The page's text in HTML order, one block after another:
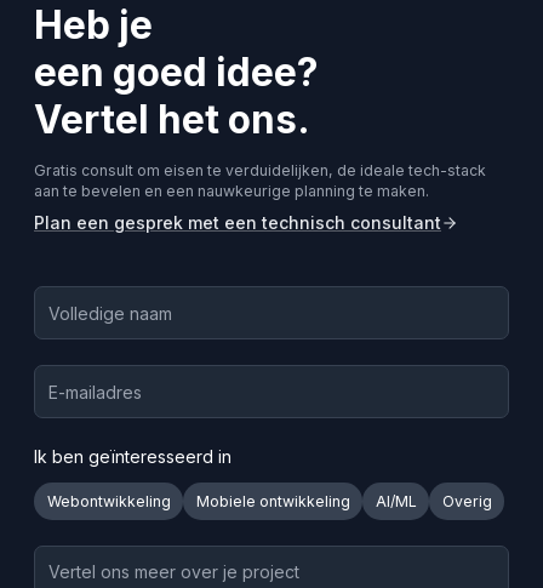
Heb je
een goed idee?
Vertel het ons.
Gratis consult om eisen te verduidelijken, de ideale tech-stack
aan te bevelen en een nauwkeurige planning te maken.
Plan een gesprek met een technisch consultant
Ik ben geïnteresseerd in
Webontwikkeling Mobiele ontwikkeling AI/ML Overig